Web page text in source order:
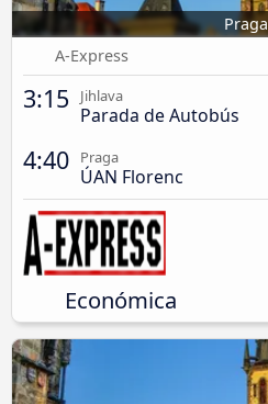
Praga
A-Express
3:15 Jihlava
Parada de Autobús
4:40 Praga
ÚAN Florenc
Económica